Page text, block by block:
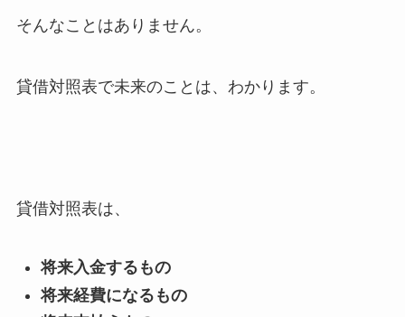
そんなことはありません。
貸借対照表で未来のことは、わかります。
貸借対照表は、
将来入金するもの
将来経費になるもの